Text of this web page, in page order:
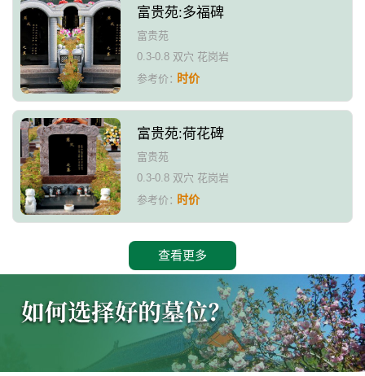
富贵苑:多福碑
富贵苑
0.3-0.8 双穴 花岗岩
参考价：时价
富贵苑:荷花碑
富贵苑
0.3-0.8 双穴 花岗岩
参考价：时价
查看更多